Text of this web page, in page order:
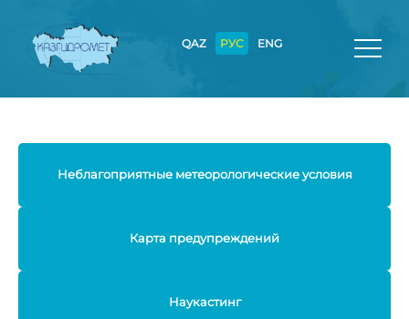
QAZ РУС ENG
Неблагоприятные метеорологические условия
Карта предупреждений
Наукастинг